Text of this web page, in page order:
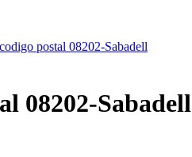
postal 08202-Sabadell
08202-Sabadell